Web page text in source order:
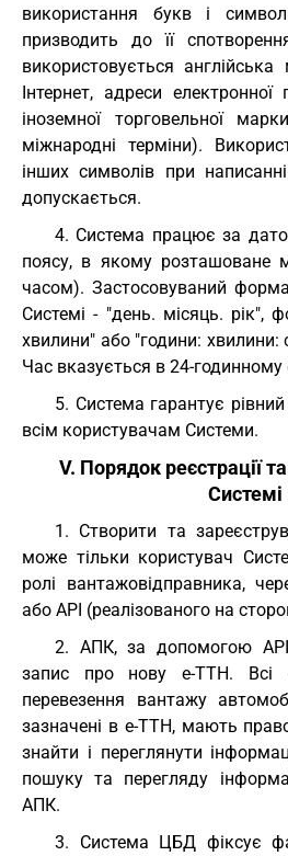
використання букв і
призводить до її
використовується
Інтернет, адреси
іноземної торговельної
міжнародні терміни).
інших символів при
допускається.
4. Система працює за
поясу, в якому розташоване
часом). Застосовуваний
Системі - "день. місяць. рік",
хвилини" або "години: хвилини:
Час вказується в 24-годинному
5. Система гарантує
всім користувачам Системи.
V. Порядок реєстрації
Системі
1. Створити та
може тільки користувач
ролі вантажовідправника,
або API (реалізованого на
2. АПК, за допомогою
запис про нову е-ТТН. Всі
перевезення вантажу
зазначені в е-ТТН, мають
знайти і переглянути
пошуку та перегляду
АПК.
3. Система ЦБД фіксує